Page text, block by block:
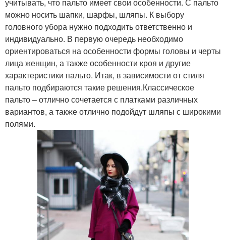
можно носить шапки, шарфы, шляпы. К выбору
головного убора нужно подходить ответственно и
индивидуально. В первую очередь необходимо
ориентироваться на особенности формы головы и черты
лица женщин, а также особенности кроя и другие
характеристики пальто. Итак, в зависимости от стиля
пальто подбираются такие решения.Классическое
пальто – отлично сочетается с платками различных
вариантов, а также отлично подойдут шляпы с широкими
полями.